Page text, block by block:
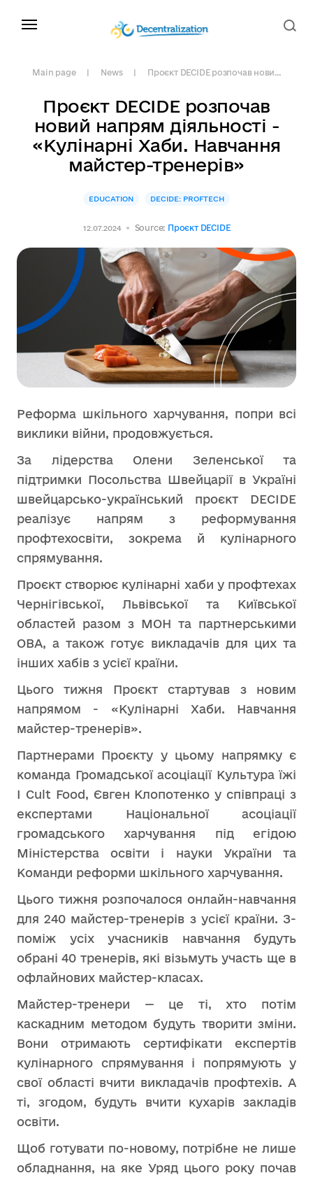
Main page News Проєкт DECIDE розпочав нови...
Проєкт DECIDE розпочав
новий напрям діяльності -
«Кулінарні Хаби. Навчання
майстер-тренерів»
EDUCATION DECIDE: PROFTECH
12.07.2024 Source: Проєкт DECIDE
Реформа шкільного харчування, попри всі
виклики війни, продовжується.
За лідерства Олени Зеленської та
підтримки Посольства Швейцарії в Україні
швейцарсько-український проєкт DECIDE
реалізує напрям з реформування
профтехосвіти, зокрема й кулінарного
спрямування.
Проєкт створює кулінарні хаби у профтехах
Чернігівської, Львівської та Київської
областей разом з МОН та партнерськими
ОВА, а також готує викладачів для цих та
інших хабів з усієї країни.
Цього тижня Проєкт стартував з новим
напрямом - «Кулінарні Хаби. Навчання
майстер-тренерів».
Партнерами Проєкту у цьому напрямку є
команда Громадської асоціації Культура їжі
I Cult Food, Євген Клопотенко у співпраці з
експертами Національної асоціації
громадського харчування під егідою
Міністерства освіти і науки України та
Команди реформи шкільного харчування.
Цього тижня розпочалося онлайн-навчання
для 240 майстер-тренерів з усієї країни. З-
поміж усіх учасників навчання будуть
обрані 40 тренерів, які візьмуть участь ще в
офлайнових майстер-класах.
Майстер-тренери — це ті, хто потім
каскадним методом будуть творити зміни.
Вони отримають сертифікати експертів
кулінарного спрямування і попрямують у
свої області вчити викладачів профтехів. А
ті, згодом, будуть вчити кухарів закладів
освіти.
Щоб готувати по-новому, потрібне не лише
обладнання, на яке Уряд цього року почав